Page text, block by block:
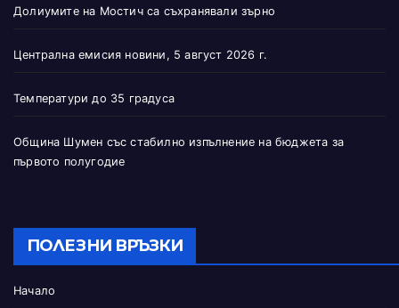
Долиумите на Мостич са съхранявали зърно
Централна емисия новини, 5 август 2026 г.
Температури до 35 градуса
Община Шумен със стабилно изпълнение на бюджета за
първото полугодие
ПОЛЕЗНИ ВРЪЗКИ
Начало